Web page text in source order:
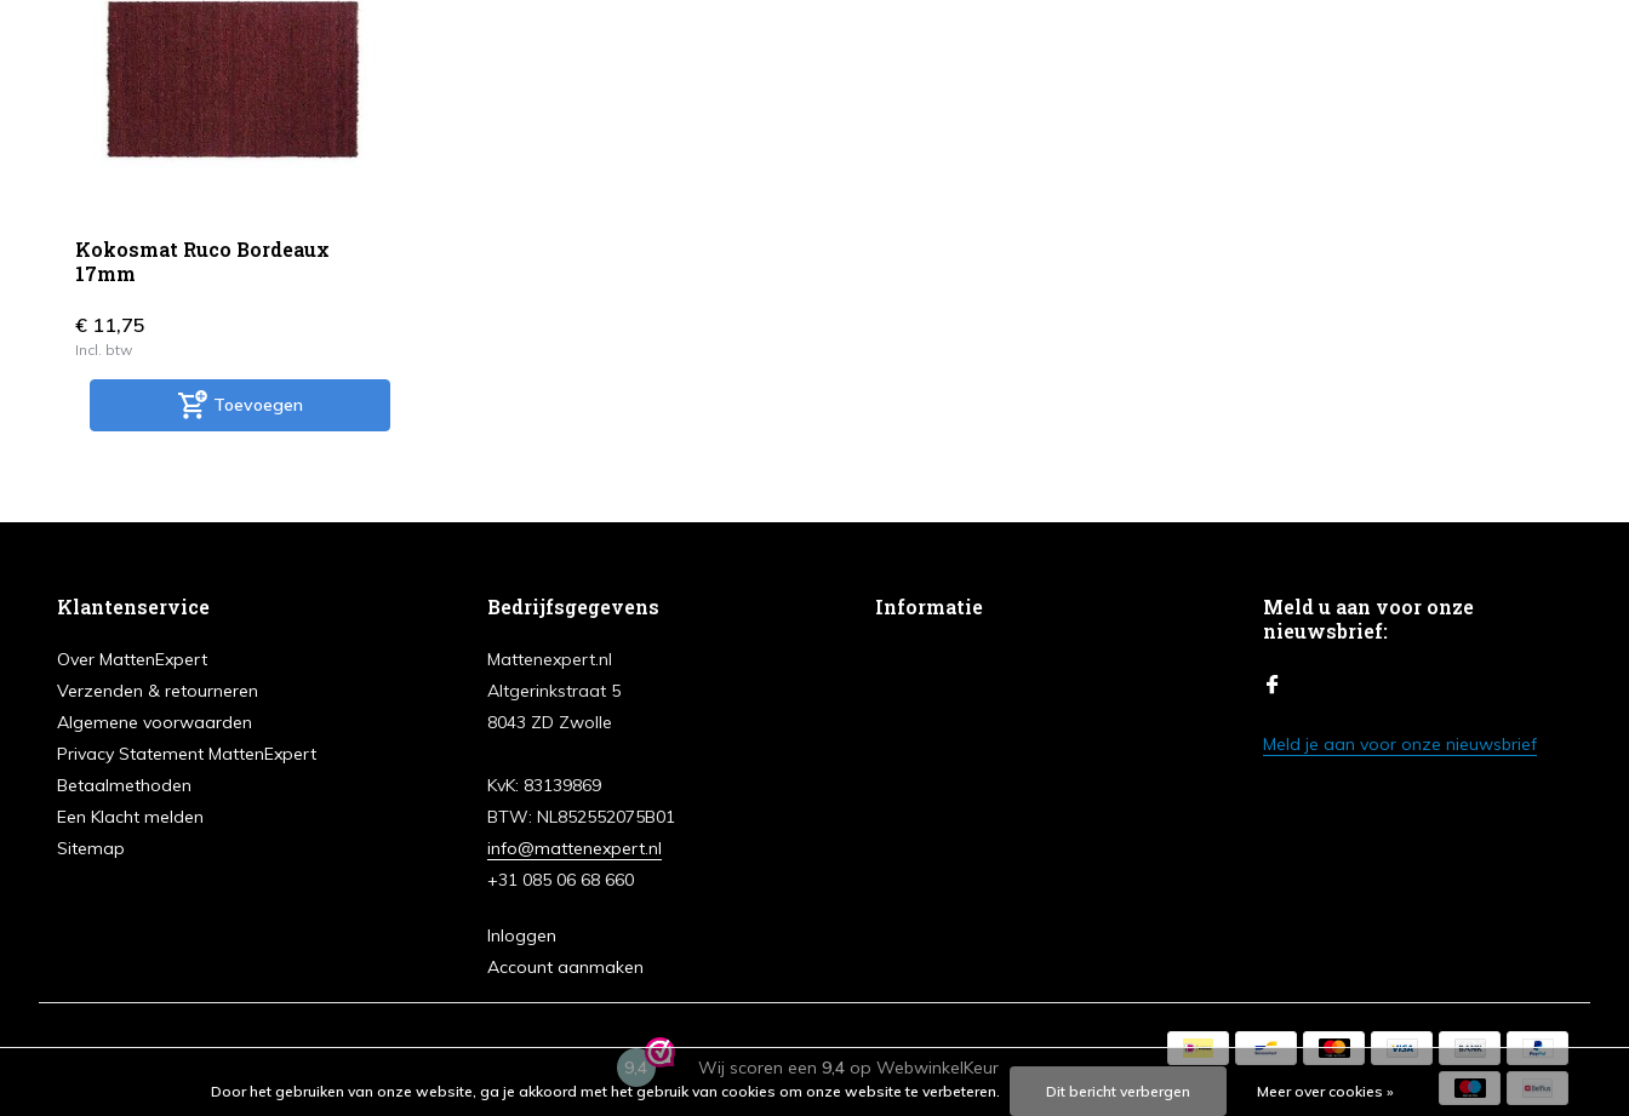
Kokosmat Ruco Bordeaux
17mm
€ 11,75
Incl. btw
Toevoegen
Klantenservice
Over MattenExpert
Verzenden & retourneren
Algemene voorwaarden
Privacy Statement MattenExpert
Betaalmethoden
Een Klacht melden
Sitemap
Bedrijfsgegevens
Mattenexpert.nl
Altgerinkstraat 5
8043 ZD Zwolle
KvK: 83139869
BTW: NL852552075B01
info@mattenexpert.nl
+31 085 06 68 660
Inloggen
Account aanmaken
Informatie
Meld u aan voor onze
nieuwsbrief:
Meld je aan voor onze nieuwsbrief
9,4 Wij scoren een 9,4op WebwinkelKeur
Door het gebruiken van onze website, ga je akkoord met het gebruik van cookies om onze website te verbeteren. Dit bericht verbergen Meer over cookies »